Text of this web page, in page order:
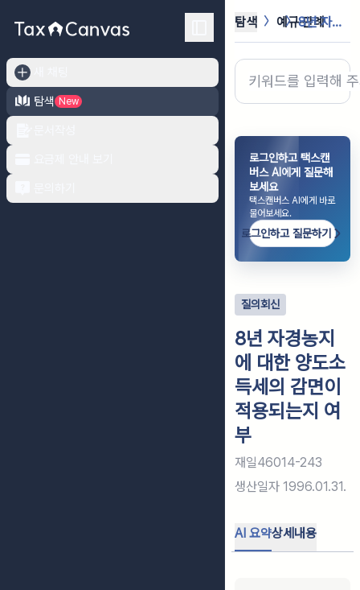
탐색
New
탐색 예규·판례 8년 자경농지에 대한 양도소득세의 감...
로그인하고 택스캔
버스 AI에게 질문해
보세요
택스캔버스 AI에게 바로
물어보세요.
로그인하고 질문하기
질의회신
8년 자경농지
에 대한 양도소
득세의 감면이
적용되는지 여
부
재일46014-243
생산일자 1996.01.31.
AI 요약상세내용